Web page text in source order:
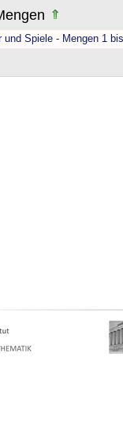
und Spiele - Mengen 1